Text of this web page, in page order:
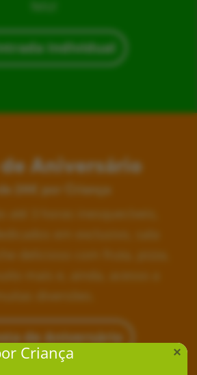
Individual
de Aniversário
24€ por Criança
de Aniversário
Criança ×